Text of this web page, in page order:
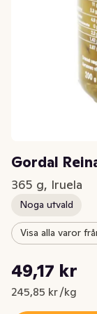
Gordal
365 g, Iruela
Noga utvald
Visa alla varor
Nuvarande pris
49,17 kr
245,85 kr /kg
Styckpris: 245,85